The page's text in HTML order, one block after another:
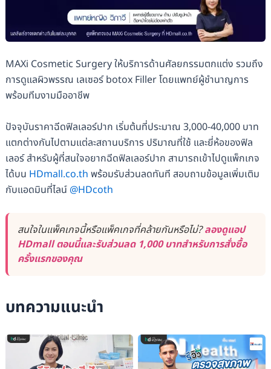
MAXi Cosmetic Surgery ให้บริการด้านศัลยกรรมตกแต่ง รวมถึง
การดูแลผิวพรรณ เลเซอร์ botox Filler โดยแพทย์ผู้ชำนาญการ
พร้อมทีมงามมืออาชีพ
ปัจจุบันราคาฉีดฟิลเลอร์ปาก เริ่มต้นที่ประมาณ 3,000-40,000 บาท
แตกต่างกันไปตามแต่ละสถานบริการ ปริมาณที่ใช้ และยี่ห้อของฟิล
เลอร์ สำหรับผู้ที่สนใจอยากฉีดฟิลเลอร์ปาก สามารถเข้าไปดูแพ็กเกจ
ได้บน HDmall.co.th พร้อมรับส่วนลดทันที สอบถามข้อมูลเพิ่มเติม
กับแอดมินที่ไลน์ @HDcoth
สนใจในแพ็คเกจนี้หรือแพ็คเกจที่คล้ายกันหรือไม่?ลองดูแอป
HDmall ตอนนี้และรับส่วนลด 1,000 บาทสำหรับการสั่งซื้อ
ครั้งแรกของคุณ
บทความแนะนำ